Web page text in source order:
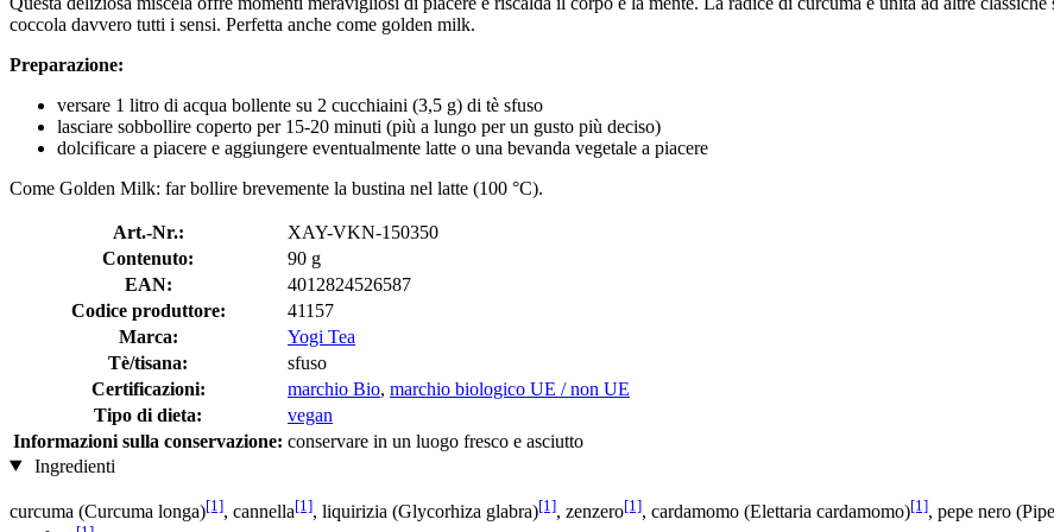
coccola davvero tutti i sensi. Perfetta anche come golden milk.
Preparazione:
versare 1 litro di acqua bollente su 2 cucchiaini (3,5 g) di tè sfuso
lasciare sobbollire coperto per 15-20 minuti (più a lungo per un gusto più deciso)
dolcificare a piacere e aggiungere eventualmente latte o una bevanda vegetale a piacere
Come Golden Milk: far bollire brevemente la bustina nel latte (100 °C).
Art.-Nr.:
XAY-VKN-150350
Contenuto:
90 g
EAN:
4012824526587
Codice produttore:
41157
Marca:
Yogi Tea
Tè/tisana:
sfuso
Certificazioni:
marchio Bio, marchio biologico UE / non UE
Tipo di dieta:
vegan
Informazioni sulla conservazione: conservare in un luogo fresco e asciutto
Ingredienti
curcuma (Curcuma longa)[1], cannella[1], liquirizia (Glycorhiza glabra)[1], zenzero[1], cardamomo (Elettaria cardamomo)[1], pepe nero